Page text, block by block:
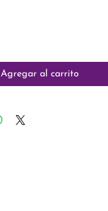
Agregar al carrito